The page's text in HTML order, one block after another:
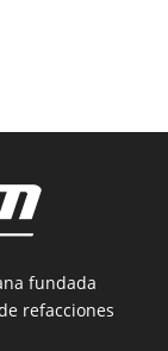
fundada
refacciones